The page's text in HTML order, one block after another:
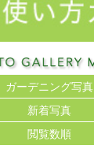
ガーデニング写真
新着写真
閲覧数順